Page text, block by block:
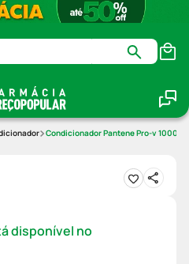
Condicionador Pantene Pro-v
disponível no